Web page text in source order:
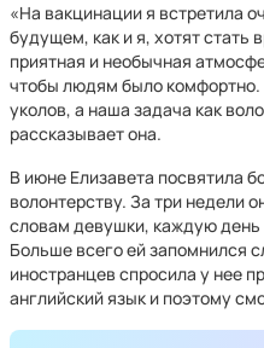
«На вакцинации я встретила
будущем, как и я, хотят стать
приятная и необычная
чтобы людям было комфортно.
уколов, а наша задача как
рассказывает она.
В июне Елизавета посвятила
волонтерству. За три недели
словам девушки, каждую день
Больше всего ей запомнился
иностранцев спросила у нее
английский язык и поэтому